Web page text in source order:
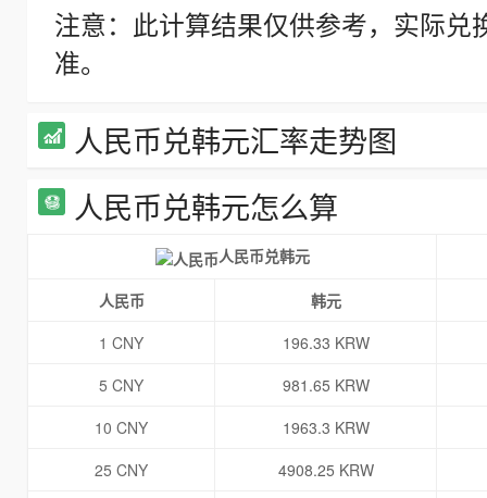
注意：此计算结果仅供参考，实际
准。
人民币兑韩元汇率走势图
人民币兑韩元怎么算
人民币兑韩元
人民币
韩元
1 CNY
196.33 KRW
5 CNY
981.65 KRW
10 CNY
1963.3 KRW
25 CNY
4908.25 KRW